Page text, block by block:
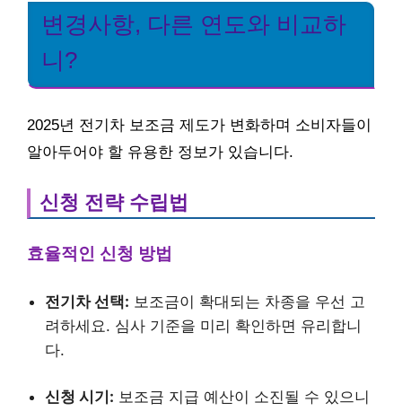
변경사항, 다른 연도와 비교하
니?
2025년 전기차 보조금 제도가 변화하며 소비자들이
알아두어야 할 유용한 정보가 있습니다.
신청 전략 수립법
효율적인 신청 방법
전기차 선택: 보조금이 확대되는 차종을 우선 고
려하세요. 심사 기준을 미리 확인하면 유리합니
다.
신청 시기: 보조금 지급 예산이 소진될 수 있으니